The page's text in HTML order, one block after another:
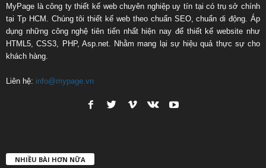
MyPage là công ty thiết kế web chuyên nghiệp uy tín tại có trụ sở chính
tại Tp HCM. Chúng tôi thiết kế web theo chuẩn SEO, chuẩn di động. Áp
dụng những công nghệ tiên tiến nhất hiện nay để thiết kế website như
HTML5, CSS3, PHP, Asp.net. Nhằm mang lại sự hiệu quả thực sự cho
khách hàng.
Liên hệ: info@mypage.vn
NHIỀU BÀI HƠN NỮA